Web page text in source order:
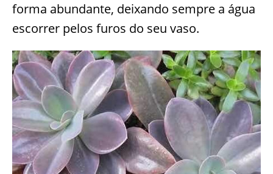
forma abundante, deixando sempre a água
escorrer pelos furos do seu vaso.